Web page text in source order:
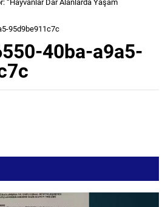
95d9be911c7c
40ba-a9a5-